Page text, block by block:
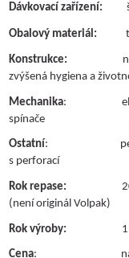
Dávkovací zařízení:
Obalový materiál:
Konstrukce:
zvýšená hygiena a
Mechanika:
spínače
Ostatní: perforační
s perforací
Rok repase:
(není originál Volpak)
Rok výroby:
Cena: na
Zaujal vás
stroj
Nomatech